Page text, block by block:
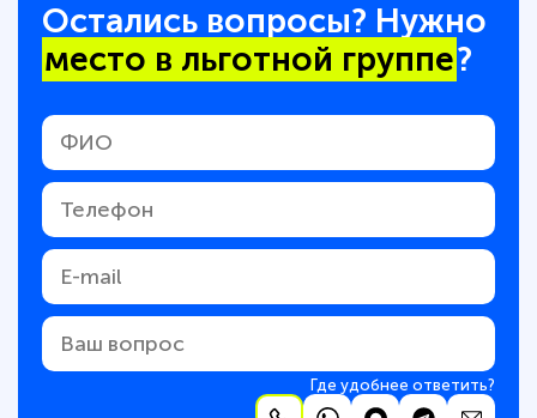
Остались вопросы? Нужно
место в льготной группе?
Где удобнее ответить?